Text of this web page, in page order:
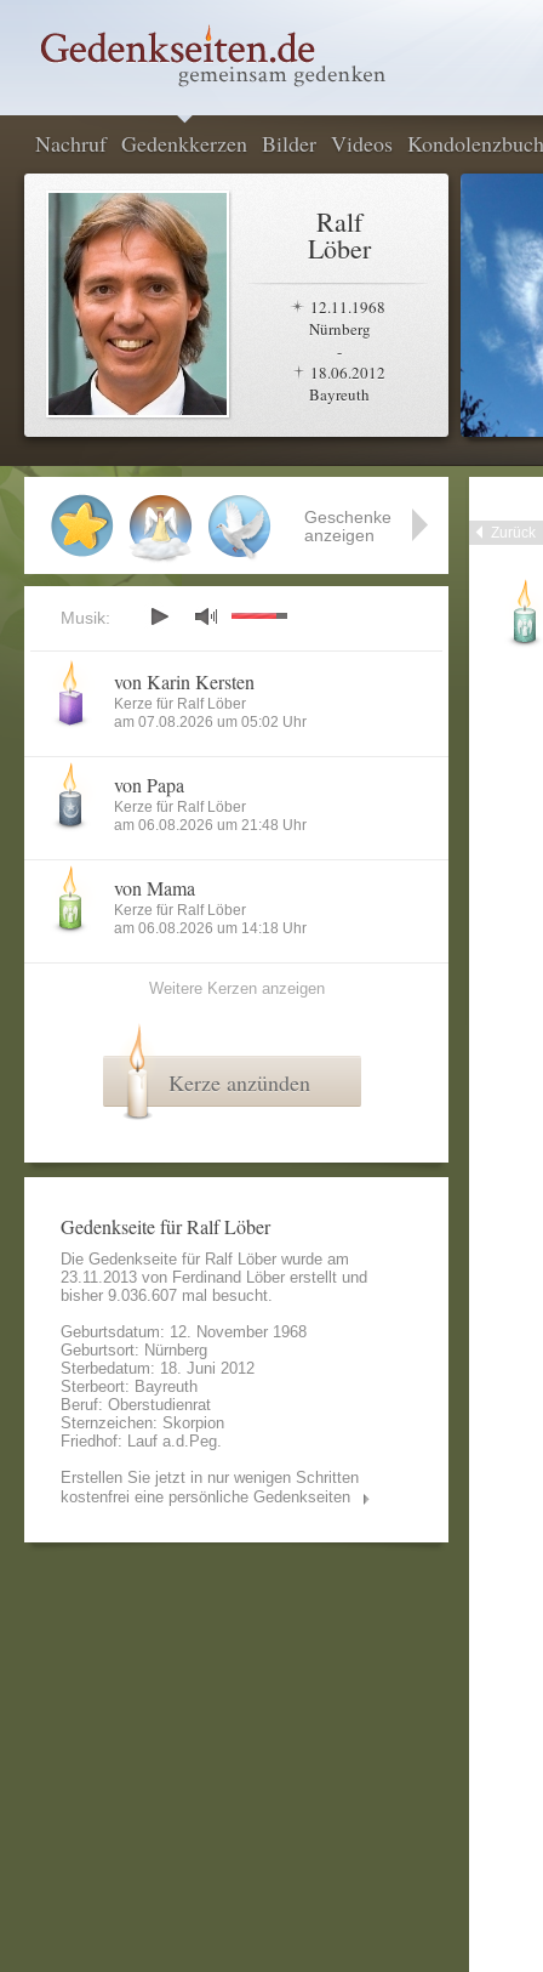
Nachruf Gedenkkerzen Bilder Videos Kondolenzbuch
Ralf
Löber
12.11.1968
Nürnberg
-
18.06.2012
Bayreuth
Zurück
Geschenke
anzeigen
Musik:
von Karin Kersten
Kerze für Ralf Löber
am 07.08.2026 um 05:02 Uhr
von Papa
Kerze für Ralf Löber
am 06.08.2026 um 21:48 Uhr
von Mama
Kerze für Ralf Löber
am 06.08.2026 um 14:18 Uhr
Weitere Kerzen anzeigen
Kerze anzünden
Gedenkseite für Ralf Löber
Die Gedenkseite für Ralf Löber wurde am
23.11.2013 von Ferdinand Löber erstellt und
bisher 9.036.607 mal besucht.
Geburtsdatum: 12. November 1968
Geburtsort: Nürnberg
Sterbedatum: 18. Juni 2012
Sterbeort: Bayreuth
Beruf: Oberstudienrat
Sternzeichen: Skorpion
Friedhof: Lauf a.d.Peg.
Erstellen Sie jetzt in nur wenigen Schritten
kostenfrei eine persönliche Gedenkseiten